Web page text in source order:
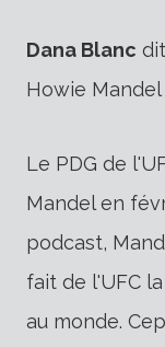
Dana Blanc
Howie
Le PDG de
Mandel en
podcast,
fait de l'UFC
au monde.